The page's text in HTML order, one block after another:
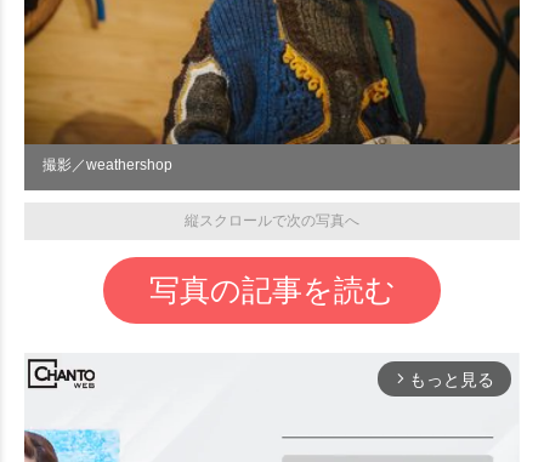
撮影／weathershop
縦スクロールで次の写真へ
写真の記事を読む
arrow_forward_ios もっと見る